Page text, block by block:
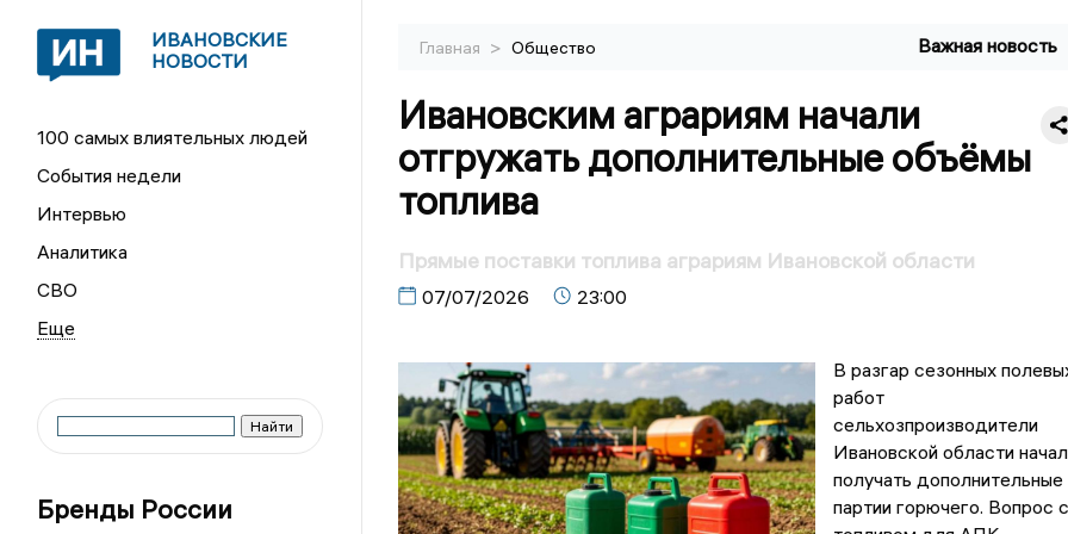
ИВАНОВСКИЕ
НОВОСТИ
100 самых влиятельных людей
События недели
Интервью
Аналитика
СВО
Бренды России
Главная > Общество Важная новость
Ивановским аграриям начали
отгружать дополнительные объёмы
топлива
Прямые поставки топлива аграриям Ивановской области
07/07/2026 23:00
В разгар сезонных
работ
сельхозпроизводители
Ивановской области
получать дополнительные
партии горючего. Вопрос с